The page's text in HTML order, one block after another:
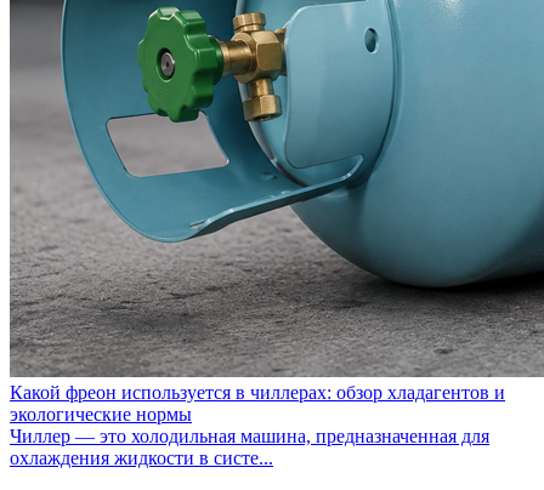
Какой фреон используется в чиллерах: обзор хладагентов и
экологические нормы
Чиллер — это холодильная машина, предназначенная для
охлаждения жидкости в систе...